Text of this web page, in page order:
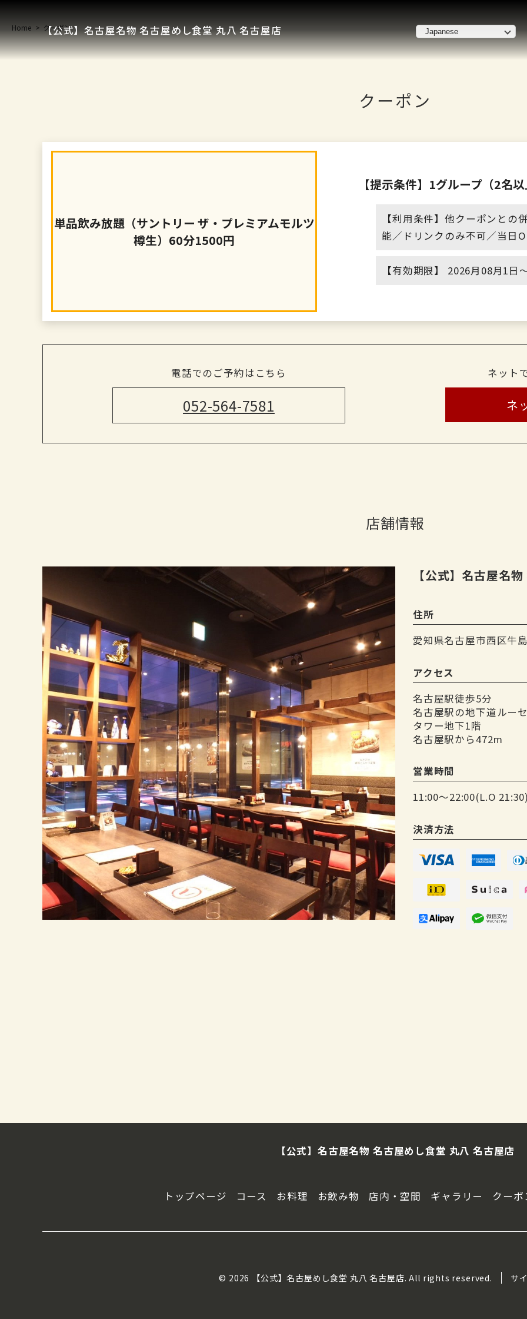
【公式】名古屋名物 名古屋めし食堂 丸八 名古屋店
Home クーポン
クーポン
単品飲み放題（サントリー ザ・プレミアムモルツ
樽生）60分1500円
【提示条件】1グループ（2名
【利用条件】他クーポンと
能／ドリンクのみ不可／当日
【有効期限】 2026月08月1日
電話でのご予約はこちら
052-564-7581
ネット
ネ
店舗情報
【公式】名古屋名
住所
愛知県名古屋市西区牛
アクセス
名古屋駅徒歩5分
名古屋駅の地下道ルー
タワー地下1階
名古屋駅から472m
営業時間
11:00〜22:00(L.O
決済方法
【公式】名古屋名物 名古屋めし食堂 丸八 名古屋店
トップページ コース お料理 お飲み物 店内・空間 ギャラリー クーポ
© 2026 【公式】名古屋めし食堂 丸八 名古屋店. All rights reserved. サ